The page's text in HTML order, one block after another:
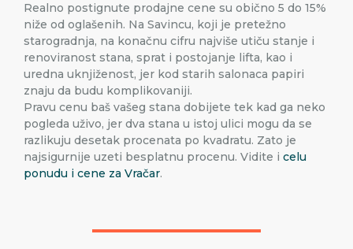
Realno postignute prodajne cene su obično 5 do 15%
niže od oglašenih. Na Savincu, koji je pretežno
starogradnja, na konačnu cifru najviše utiču stanje i
renoviranost stana, sprat i postojanje lifta, kao i
uredna uknjiženost, jer kod starih salonaca papiri
znaju da budu komplikovaniji.
Pravu cenu baš vašeg stana dobijete tek kad ga neko
pogleda uživo, jer dva stana u istoj ulici mogu da se
razlikuju desetak procenata po kvadratu. Zato je
najsigurnije uzeti besplatnu procenu. Vidite i celu
ponudu i cene za Vračar.